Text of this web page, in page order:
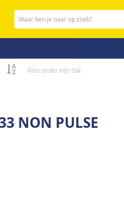
Zoeken
Alles onder één dak
NON PULSE